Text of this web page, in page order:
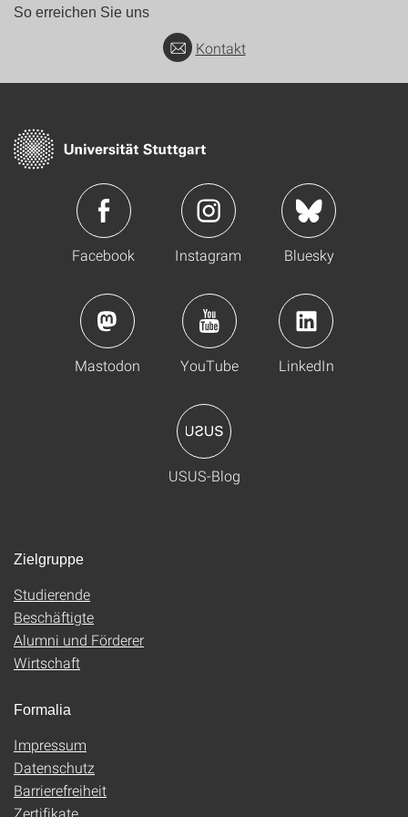
So erreichen Sie uns
Kontakt
Facebook Instagram Bluesky
Mastodon YouTube LinkedIn
USUS-Blog
Zielgruppe
Studierende
Beschäftigte
Alumni und Förderer
Wirtschaft
Formalia
Impressum
Datenschutz
Barrierefreiheit
Zertifikate